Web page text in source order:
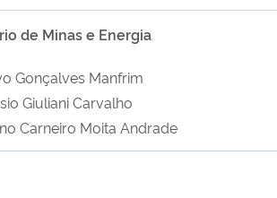
de Minas e Energia
Gonçalves Manfrim
Giuliani Carvalho
Carneiro Moita Andrade